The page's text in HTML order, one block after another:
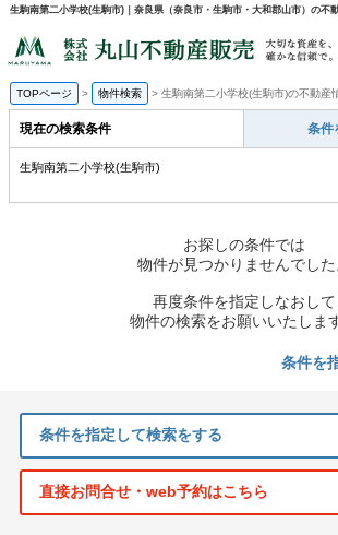
TOPページ 物件検索 生駒南第二小学校(生駒市)の不動産
現在の検索条件 条件
生駒南第二小学校(生駒市)
お探しの条件では
物件が見つかりませんでした
再度条件を指定しなおして
物件の検索をお願いいたしま
条件を
条件を指定して検索をする
直接お問合せ・web予約はこちら